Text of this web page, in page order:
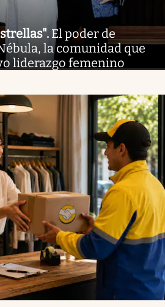
. El poder de
la comunidad que
liderazgo femenino